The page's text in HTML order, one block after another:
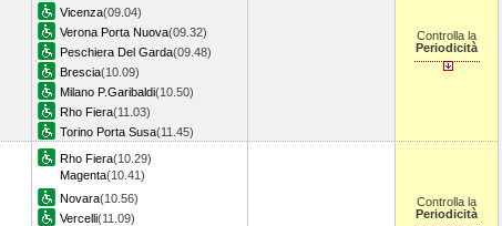
Vicenza(09.04)
Verona Porta Nuova(09.32)
Peschiera Del Garda(09.48)
Brescia(10.09)
Milano P.Garibaldi(10.50)
Rho Fiera(11.03)
Torino Porta Susa(11.45)
Controlla la
Periodicità
Rho Fiera(10.29)
Magenta(10.41)
Novara(10.56)
Vercelli(11.09)
Controlla la
Periodicità